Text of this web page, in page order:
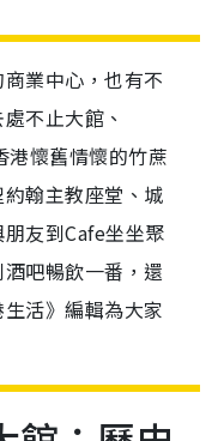
業中心，也有不
不止大館、
港懷舊情懷的竹蔗
翰主教座堂、城
友到Cafe坐坐聚
吧暢飲一番，還
活》編輯為大家